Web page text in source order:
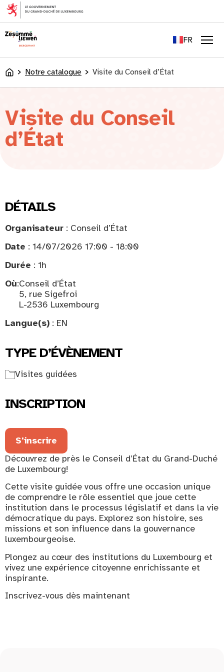
principal
FR
LU
AccueilNotre catalogue Visite du Conseil d’État
Visite du Conseil
d’État
DÉTAILS
Organisateur : Conseil d’État
Date : 14/07/2026 17:00 - 18:00
Durée : 1h
Où:Conseil d’État
5, rue Sigefroi
L-2536 Luxembourg
Langue(s) : EN
TYPE D’ÉVÈNEMENT
Visites guidées
INSCRIPTION
S'inscrire
Découvrez de près le Conseil d’État du Grand-Duché
de Luxembourg!
Cette visite guidée vous offre une occasion unique
de comprendre le rôle essentiel que joue cette
institution dans le processus législatif et dans la vie
démocratique du pays. Explorez son histoire, ses
missions et son influence dans la gouvernance
luxembourgeoise.
Plongez au cœur des institutions du Luxembourg et
vivez une expérience citoyenne enrichissante et
inspirante.
Inscrivez-vous dès maintenant